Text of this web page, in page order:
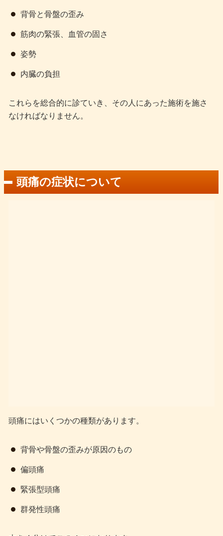
背骨と骨盤の歪み
筋肉の緊張、血管の固さ
姿勢
内臓の負担
これらを総合的に診ていき、その人にあった施術を施さ
なければなりません。
頭痛の症状について
頭痛にはいくつかの種類があります。
背骨や骨盤の歪みが原因のもの
偏頭痛
緊張型頭痛
群発性頭痛